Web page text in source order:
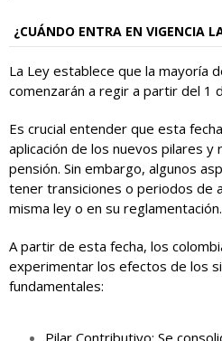
¿CUÁNDO ENTRA EN VIGENCIA
La Ley establece que la mayoría
comenzarán a regir a partir del 1
Es crucial entender que esta
aplicación de los nuevos pilares y
pensión. Sin embargo, algunos
tener transiciones o periodos de
misma ley o en su reglamentación.
A partir de esta fecha, los
experimentar los efectos de los
fundamentales: